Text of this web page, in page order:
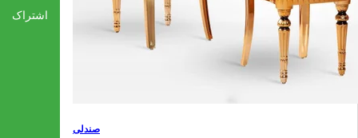
صندلی
اشتراک